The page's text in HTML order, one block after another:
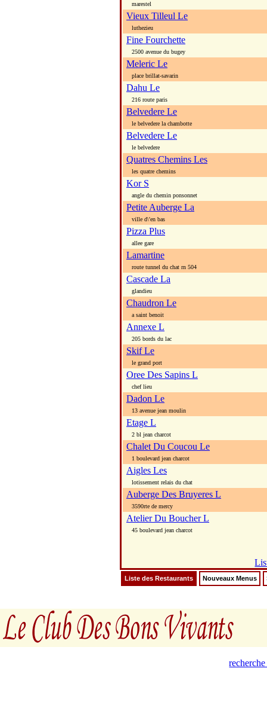
marestel
Vieux Tilleul Le
luthezieu
Fine Fourchette
2500 avenue du bugey
Meleric Le
place brillat-savarin
Dahu Le
216 route paris
Belvedere Le
le belvedere la chambotte
Belvedere Le
le belvedere
Quatres Chemins Les
les quatre chemins
Kor S
angle du chemin ponsonnet
Petite Auberge La
ville d\'en bas
Pizza Plus
allee gare
Lamartine
route tunnel du chat rn 504
Cascade La
glandieu
Chaudron Le
a saint benoit
Annexe L
205 bords du lac
Skif Le
le grand port
Oree Des Sapins L
chef lieu
Dadon Le
13 avenue jean moulin
Etage L
2 bl jean charcot
Chalet Du Coucou Le
1 boulevard jean charcot
Aigles Les
lotissement relais du chat
Auberge Des Bruyeres L
3590rte de mercy
Atelier Du Boucher L
45 boulevard jean charcot
Liste des Restaurants Nouveaux Menus